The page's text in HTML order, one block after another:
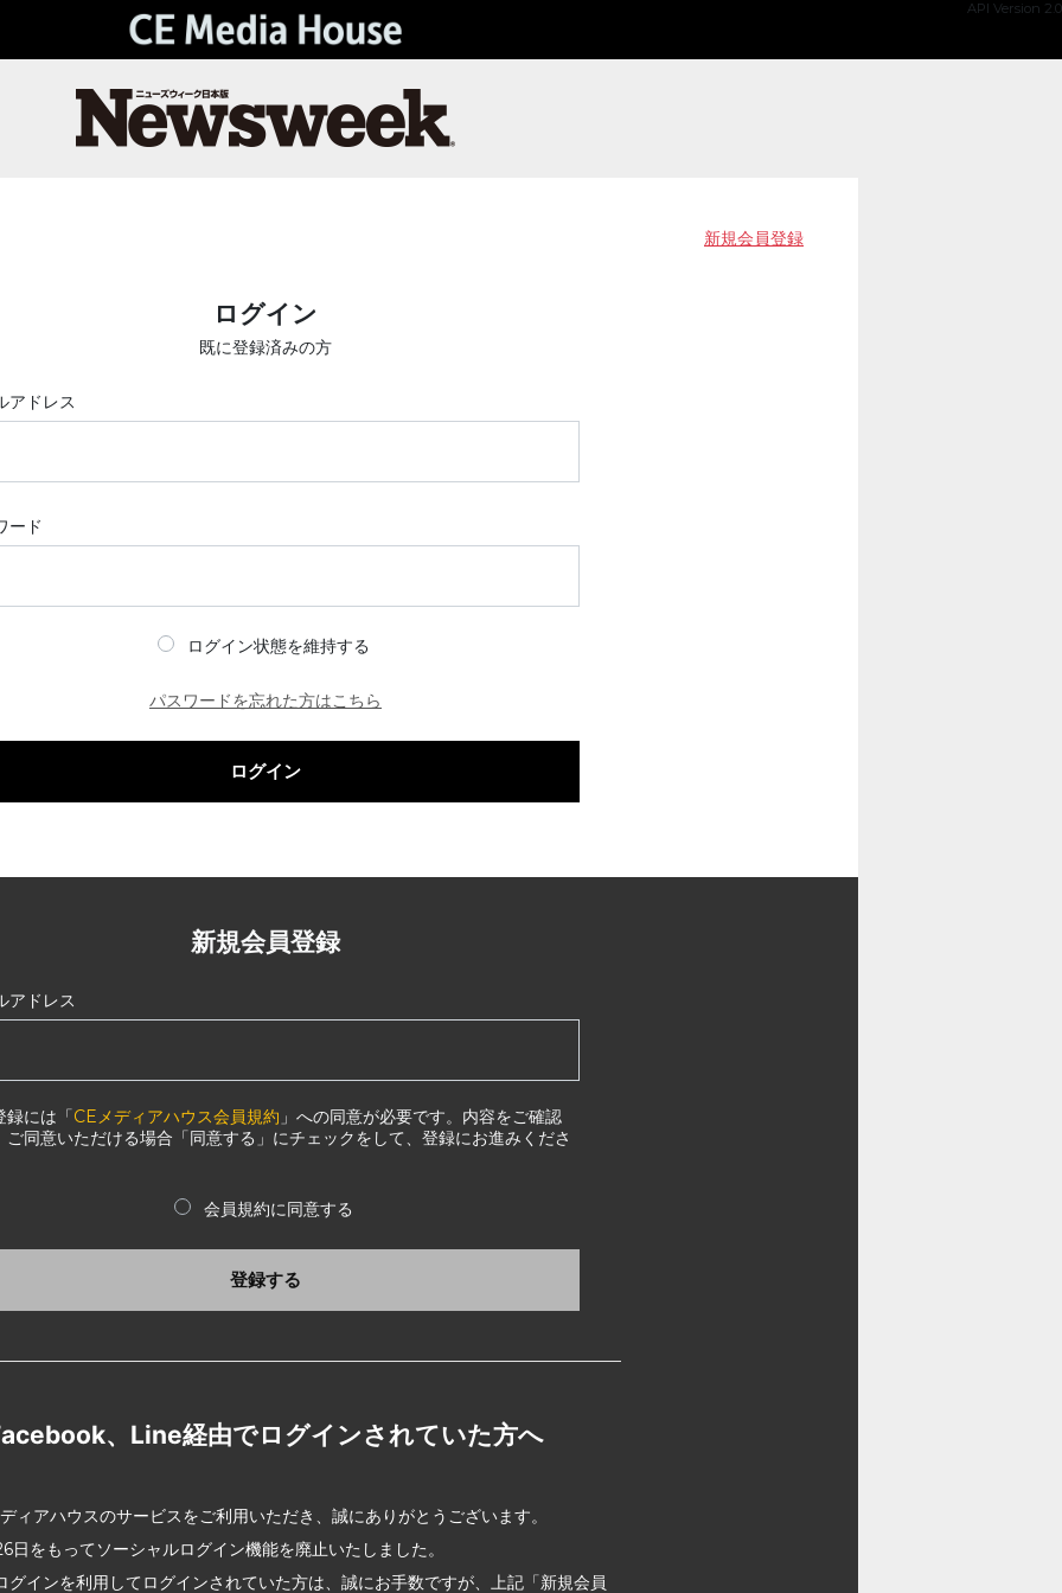
API Version 2.0
新規会員登録
ログイン
既に登録済みの方
アドレス
ード
ログイン状態を維持する
パスワードを忘れた方はこちら
ログイン
新規会員登録
アドレス
録には「CEメディアハウス会員規約 」への同意が必要です。内容をご確認
ご同意いただける場合「同意する」にチェックをして、登録にお進みくださ
会員規約に同意する
登録する
、Line経由でログインされていた方へ
ィアハウスのサービスをご利用いただき、誠にありがとうございます。
日をもってソーシャルログイン機能を廃止いたしました。
グインを利用してログインされていた方は、誠にお手数ですが、上記「新規会員